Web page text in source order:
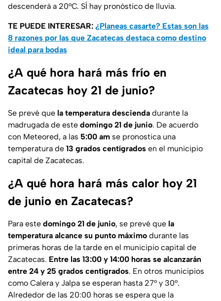
descenderá a 20°C. SÍ hay pronóstico de lluvia.
TE PUEDE INTERESAR: ¿Planeas casarte? Estas son las
8 razones por las que Zacatecas destaca como destino
ideal para bodas
¿A qué hora hará más frío en
Zacatecas hoy 21 de junio?
Se prevé que la temperatura descienda durante la
madrugada de este domingo 21 de junio. De acuerdo
con Meteored, a las 5:00 am se pronostica una
temperatura de 13 grados centígrados en el municipio
capital de Zacatecas.
¿A qué hora hará más calor hoy 21
de junio en Zacatecas?
Para este domingo 21 de junio, se prevé que la
temperatura alcance su punto máximo durante las
primeras horas de la tarde en el municipio capital de
Zacatecas. Entre las 13:00 y 14:00 horas se alcanzarán
entre 24 y 25 grados centígrados. En otros municipios
como Calera y Jalpa se esperan hasta 27° y 30°.
Alrededor de las 20:00 horas se espera que la